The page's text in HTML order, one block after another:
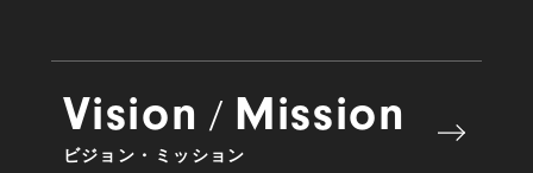
Vision / Mission
ビジョン・ミッション